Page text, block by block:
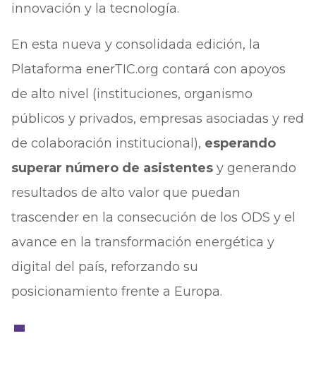
innovación y la tecnología.
En esta nueva y consolidada edición, la
Plataforma enerTIC.org contará con apoyos
de alto nivel (instituciones, organismo
públicos y privados, empresas asociadas y red
de colaboración institucional), esperando
superar número de asistentesy generando
resultados de alto valor que puedan
trascender en la consecución de los ODS y el
avance en la transformación energética y
digital del país, reforzando su
posicionamiento frente a Europa.